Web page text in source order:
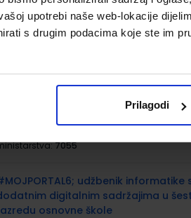
upotrebi naše web-lokacije
s drugim podacima koje ste im
Prilagodi
ŠKOLSKA KNJIGA d.d.
Registarski
6976-DOM
Antunović Piton Bogner Boroš Brkić
7055
udžbenik informatike
digitalnim sadržajima u
osnovne škole